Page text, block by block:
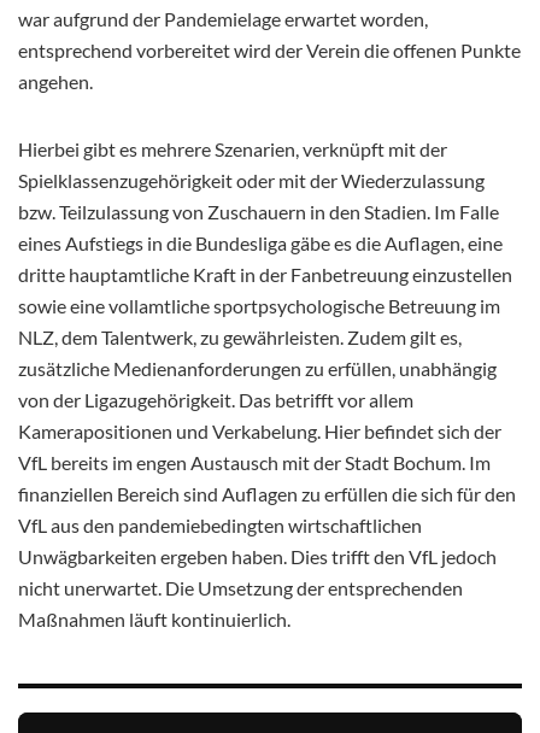
war aufgrund der Pandemielage erwartet worden,
entsprechend vorbereitet wird der Verein die offenen Punkte
angehen.
Hierbei gibt es mehrere Szenarien, verknüpft mit der
Spielklassenzugehörigkeit oder mit der Wiederzulassung
bzw. Teilzulassung von Zuschauern in den Stadien. Im Falle
eines Aufstiegs in die Bundesliga gäbe es die Auflagen, eine
dritte hauptamtliche Kraft in der Fanbetreuung einzustellen
sowie eine vollamtliche sportpsychologische Betreuung im
NLZ, dem Talentwerk, zu gewährleisten. Zudem gilt es,
zusätzliche Medienanforderungen zu erfüllen, unabhängig
von der Ligazugehörigkeit. Das betrifft vor allem
Kamerapositionen und Verkabelung. Hier befindet sich der
VfL bereits im engen Austausch mit der Stadt Bochum. Im
finanziellen Bereich sind Auflagen zu erfüllen die sich für den
VfL aus den pandemiebedingten wirtschaftlichen
Unwägbarkeiten ergeben haben. Dies trifft den VfL jedoch
nicht unerwartet. Die Umsetzung der entsprechenden
Maßnahmen läuft kontinuierlich.